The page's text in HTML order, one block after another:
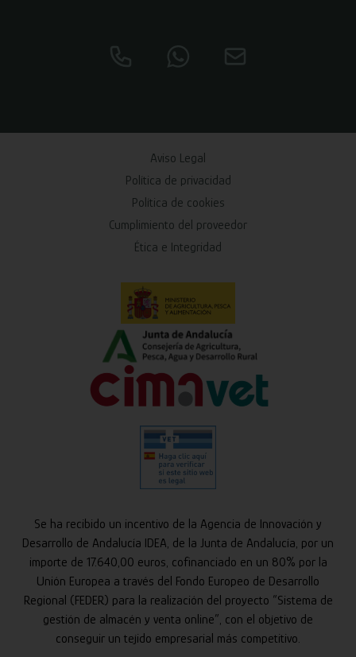
Aviso Legal
Política de privacidad
Política de cookies
Cumplimiento del proveedor
Ética e Integridad
Se ha recibido un incentivo de la Agencia de Innovación y
Desarrollo de Andalucía IDEA, de la Junta de Andalucía, por un
importe de 17.640,00 euros, cofinanciado en un 80% por la
Unión Europea a través del Fondo Europeo de Desarrollo
Regional (FEDER) para la realización del proyecto “Sistema de
gestión de almacén y venta online”, con el objetivo de
conseguir un tejido empresarial más competitivo.